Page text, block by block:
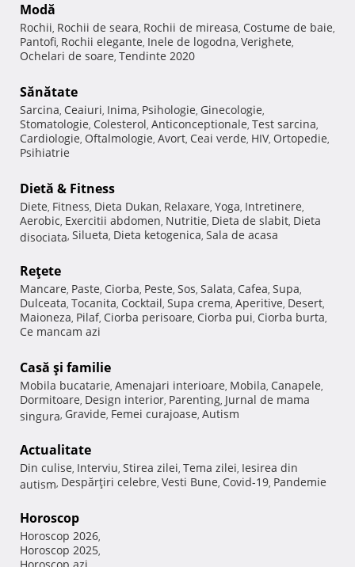
Modă
Rochii, Rochii de seara, Rochii de mireasa, Costume de baie,
Pantofi, Rochii elegante, Inele de logodna, Verighete,
Ochelari de soare, Tendinte 2020
Sănătate
Sarcina, Ceaiuri, Inima, Psihologie, Ginecologie,
Stomatologie, Colesterol, Anticonceptionale, Test sarcina,
Cardiologie, Oftalmologie, Avort, Ceai verde, HIV, Ortopedie,
Psihiatrie
Dietă & Fitness
Diete, Fitness, Dieta Dukan, Relaxare, Yoga, Intretinere,
Aerobic, Exercitii abdomen, Nutritie, Dieta de slabit, Dieta
disociata, Silueta, Dieta ketogenica, Sala de acasa
Reţete
Mancare, Paste, Ciorba, Peste, Sos, Salata, Cafea, Supa,
Dulceata, Tocanita, Cocktail, Supa crema, Aperitive, Desert,
Maioneza, Pilaf, Ciorba perisoare, Ciorba pui, Ciorba burta,
Ce mancam azi
Casă şi familie
Mobila bucatarie, Amenajari interioare, Mobila, Canapele,
Dormitoare, Design interior, Parenting, Jurnal de mama
singura, Gravide, Femei curajoase, Autism
Actualitate
Din culise, Interviu, Stirea zilei, Tema zilei, Iesirea din
autism, Despărţiri celebre, Vesti Bune, Covid-19, Pandemie
Horoscop
Horoscop 2026,
Horoscop 2025,